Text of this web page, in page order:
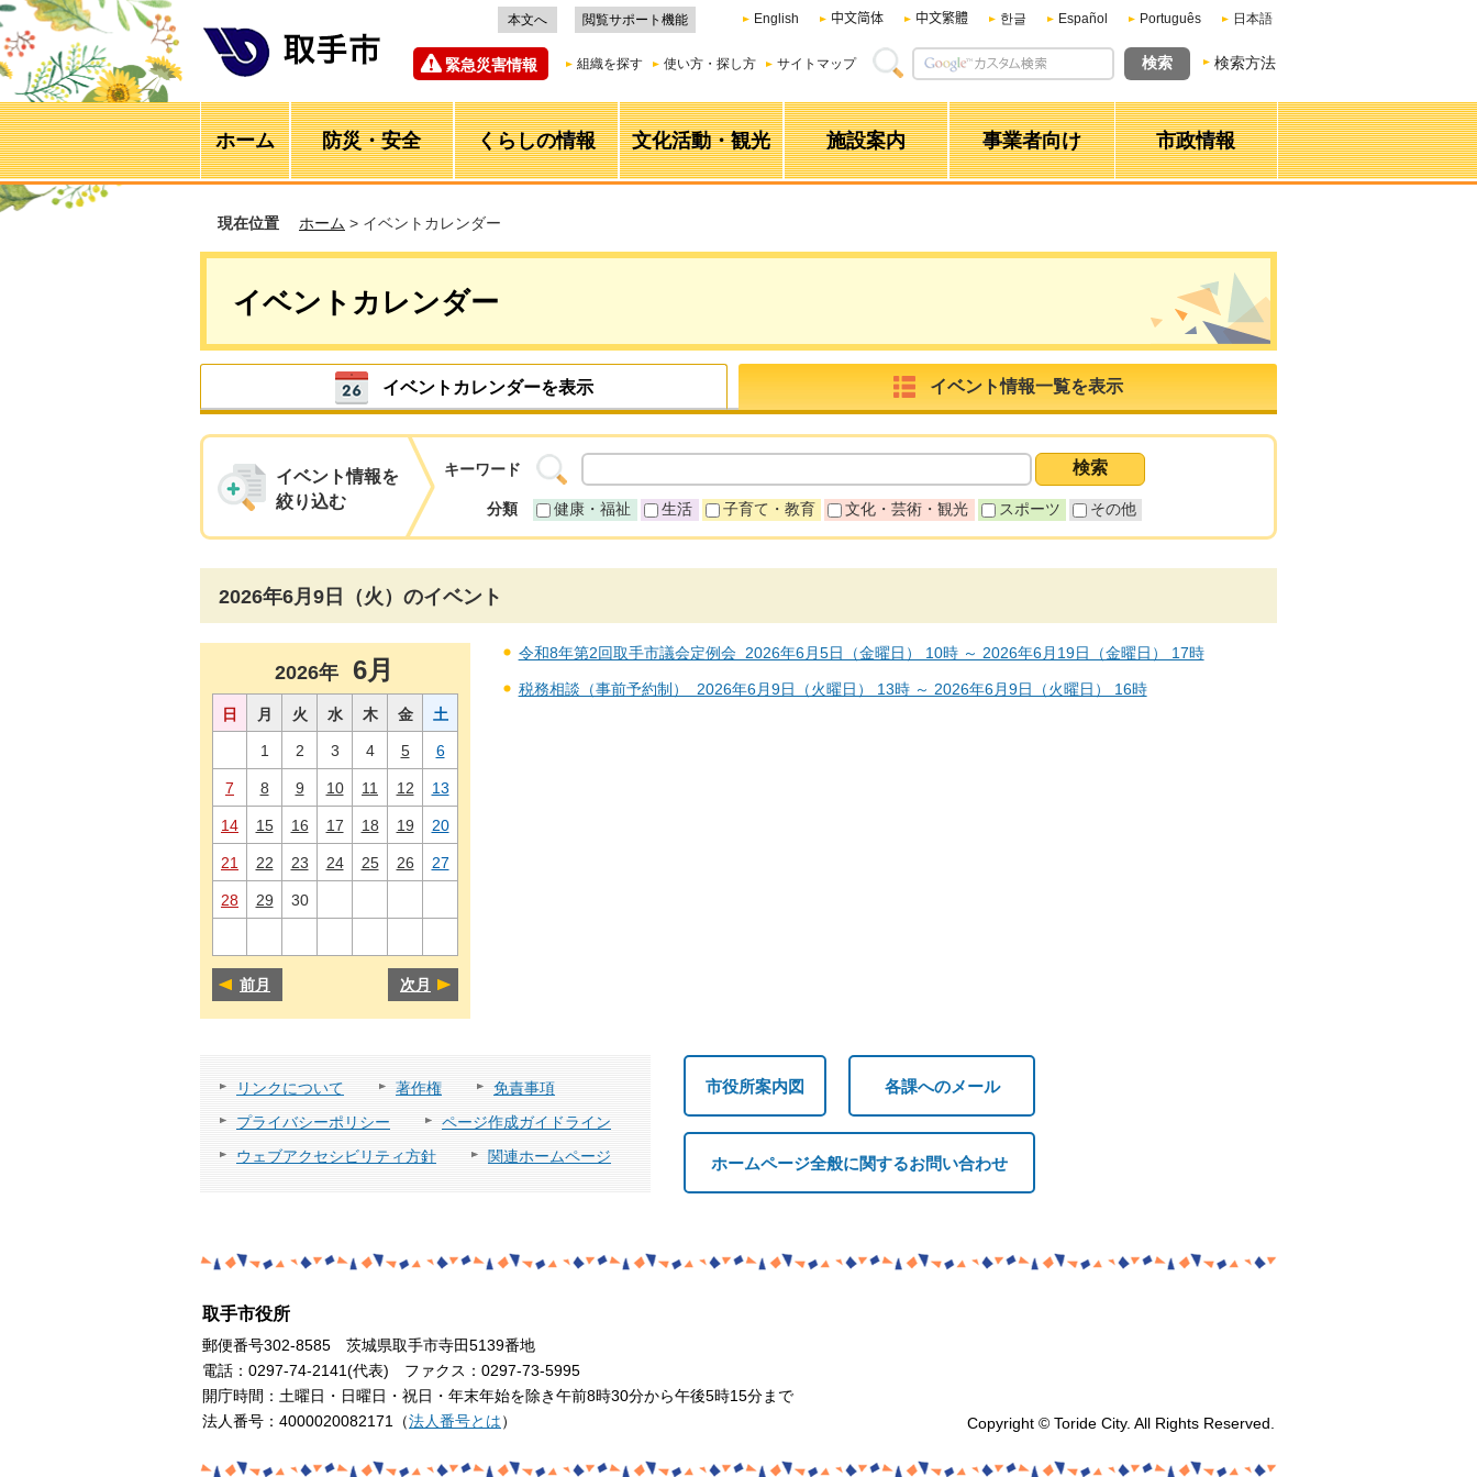
本文へ 閲覧サポート機能 English 中文简体 中文繁體 한글 Español Português 日本語
緊急災害情報 組織を探す 使い方・探し方 サイトマップ 検索方法
ホーム 防災・安全 くらしの情報 文化活動・観光 施設案内 事業者向け 市政情報
現在位置 ホーム > イベントカレンダー
イベントカレンダー
イベントカレンダーを表示 イベント情報一覧を表示
イベント情報を
絞り込む
キーワード
分類 健康・福祉 生活 子育て・教育 文化・芸術・観光 スポーツ その他
2026年6月9日（火）のイベント
2026年 6月
日 月 火 水 木 金 土
1 2 3 4 5 6
7 8 9 10 11 12 13
14 15 16 17 18 19 20
21 22 23 24 25 26 27
28 29 30
前月 次月
令和8年第2回取手市議会定例会 2026年6月5日（金曜日） 10時 ～ 2026年6月19日（金曜日） 17時
税務相談（事前予約制） 2026年6月9日（火曜日） 13時 ～ 2026年6月9日（火曜日） 16時
リンクについて 著作権
免責事項
プライバシーポリシー
ページ作成ガイドライン
ウェブアクセシビリティ方針
関連ホームページ
市役所案内図 各課へのメール
ホームページ全般に関するお問い合わせ
取手市役所
郵便番号302-8585 茨城県取手市寺田5139番地
電話：0297-74-2141(代表) ファクス：0297-73-5995
開庁時間：土曜日・日曜日・祝日・年末年始を除き午前8時30分から午後5時15分まで
法人番号：4000020082171（法人番号とは） Copyright © Toride City. All Rights Reserved.